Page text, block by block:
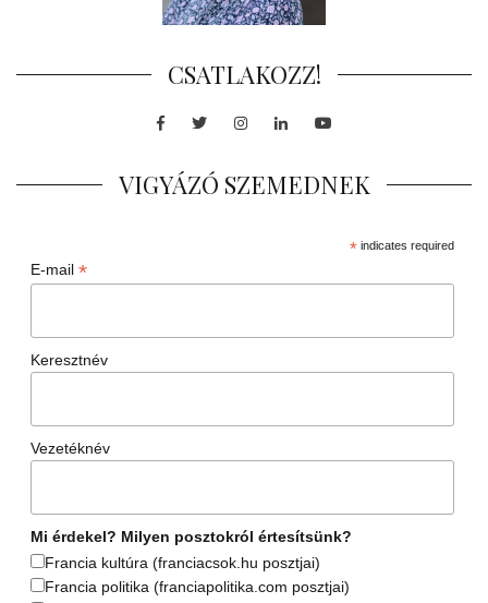
CSATLAKOZZ!
Facebook
TwitterInstagram
LinkedInYoutube
VIGYÁZÓ SZEMEDNEK
*indicates required
E-mail *
Keresztnév
Vezetéknév
Mi érdekel? Milyen posztokról értesítsünk?
Francia kultúra (franciacsok.hu posztjai)
Francia politika (franciapolitika.com posztjai)